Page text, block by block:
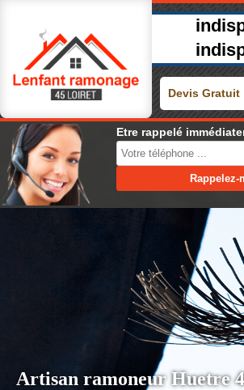
Devis Gratuit
Etre rappelé
Artisan ramoneur Huetre